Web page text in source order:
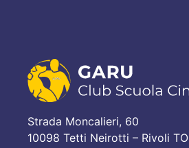
Strada Moncalieri, 60
10098 Tetti Neirotti – Rivoli TO